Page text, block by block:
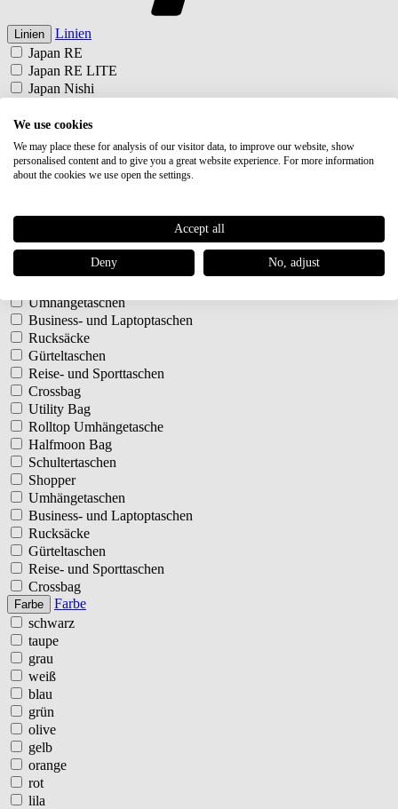
Linien
Linien
Japan RE
Japan RE LITE
Japan Nishi
Japan RE
Japan RE LITE
Japan Nishi
Japan
Utility Bag
Halfmoon Bag
Schultertaschen
Umhängetaschen
Business- und Laptoptaschen
Rucksäcke
Gürteltaschen
Reise- und Sporttaschen
Crossbag
Utility Bag
Rolltop Umhängetasche
Halfmoon Bag
Schultertaschen
Shopper
Umhängetaschen
Business- und Laptoptaschen
Rucksäcke
Gürteltaschen
Reise- und Sporttaschen
Crossbag
Farbe
Farbe
schwarz
taupe
grau
weiß
blau
grün
olive
gelb
orange
rot
lila
We use cookies
We may place these for analysis of our visitor data, to improve our website, show
personalised content and to give you a great website experience. For more information
about the cookies we use open the settings.
Accept all
Deny No, adjust